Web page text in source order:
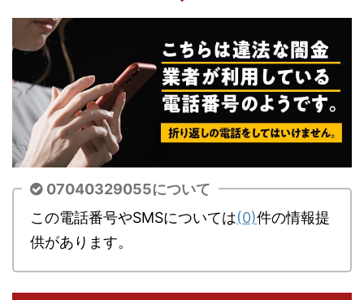
07040329055について
この電話番号やSMSについては(0)件の情報提
供があります。